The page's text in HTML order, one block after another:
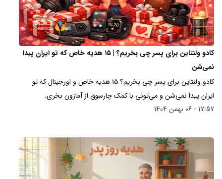
کادو ولنتاین برای پسر چی بخریم؟ | ۱۵ هدیه خاص که تو ایران پیدا
نمی‌شن
کادو ولنتاین برای پسر چی بخریم؟ ۱۵ هدیه خاص و اورجینال که تو
ایران پیدا نمی‌شن و می‌تونی با کمک چارسوق از آمازون بخری.
17:57 - 06 بهمن 1404